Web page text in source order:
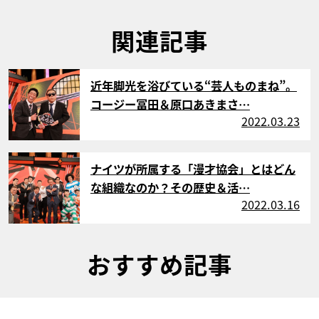
関連記事
サムネイル
近年脚光を浴びている“芸人ものまね”。
コージー冨田＆原口あきまさ…
2022.03.23
サムネイル
ナイツが所属する「漫才協会」とはどん
な組織なのか？その歴史＆活…
2022.03.16
おすすめ記事